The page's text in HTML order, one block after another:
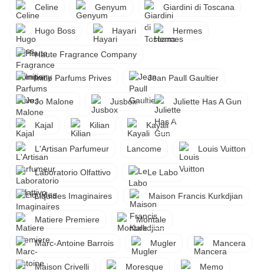
Celine Genyum Giardini di Toscana
Hugo Boss Hayari Hermes
Haute Fragrance Company
Initio Parfums Prives Jean Paull Gaultier
Jo Malone Jusbox Juliette Has A Gun
Kajal Kilian Kayali
L'Artisan Parfumeur Lancome Louis Vuitton
Laboratorio Olfattivo Le Labo
Liquides Imaginaires Maison Francis Kurkdjian
Matiere Premiere Montale
Marc-Antoine Barrois Mugler Mancera
Maison Crivelli Moresque Memo